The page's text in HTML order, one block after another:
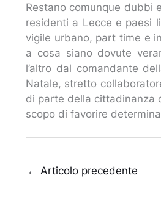
Restano comunque dubbi
residenti a Lecce e paesi
vigile urbano, part time e
a cosa siano dovute
l’altro dal comandante
Natale, stretto
di parte della cittadinanza
scopo di favorire
← Articolo precedente